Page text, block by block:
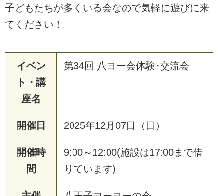
子どもたちが多くいる会なので気軽に遊びに来
てください！
イベン
ト・講
座名
第34回 八ヨー会体験･交流会
開催日 2025年12月07日（日）
開催時
間
9:00～12:00(施設は17:00まで借
りています)